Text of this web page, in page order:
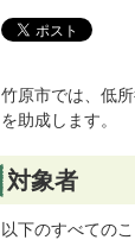
竹原市では、低
を助成します。
対象者
以下のすべての